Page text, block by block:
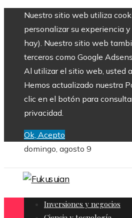
Nuestro sitio web utiliza
personalizar su experiencia
hay). Nuestro sitio web
terceros como Google
Al utilizar el sitio web, usted
Hemos actualizado nuestra
clic en el botón para
privacidad.
Ok, Acepto
domingo, agosto 9
Inversiones y negocios